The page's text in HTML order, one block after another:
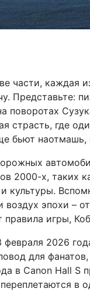
части, каждая
Представьте:
поворотах
страсть, где
бьют наотмашь,
2000-х, таких
культуры.
воздух эпохи –
правила игры,
2026
для
в Canon Hall
в